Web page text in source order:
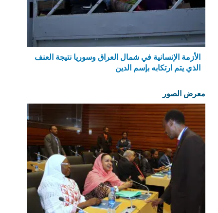
الأزمة الإنسانية في شمال العراق وسوريا نتيجة العنف
الذي يتم ارتكابه بإسم الدين
معرض الصور